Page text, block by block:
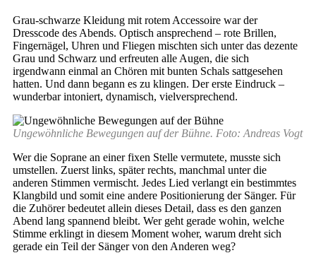
Grau-schwarze Kleidung mit rotem Accessoire war der
Dresscode des Abends. Optisch ansprechend – rote Brillen,
Fingernägel, Uhren und Fliegen mischten sich unter das dezente
Grau und Schwarz und erfreuten alle Augen, die sich
irgendwann einmal an Chören mit bunten Schals sattgesehen
hatten. Und dann begann es zu klingen. Der erste Eindruck –
wunderbar intoniert, dynamisch, vielversprechend.
Ungewöhnliche Bewegungen auf der Bühne. Foto: Andreas Vogt
Wer die Soprane an einer fixen Stelle vermutete, musste sich
umstellen. Zuerst links, später rechts, manchmal unter die
anderen Stimmen vermischt. Jedes Lied verlangt ein bestimmtes
Klangbild und somit eine andere Positionierung der Sänger. Für
die Zuhörer bedeutet allein dieses Detail, dass es den ganzen
Abend lang spannend bleibt. Wer geht gerade wohin, welche
Stimme erklingt in diesem Moment woher, warum dreht sich
gerade ein Teil der Sänger von den Anderen weg?